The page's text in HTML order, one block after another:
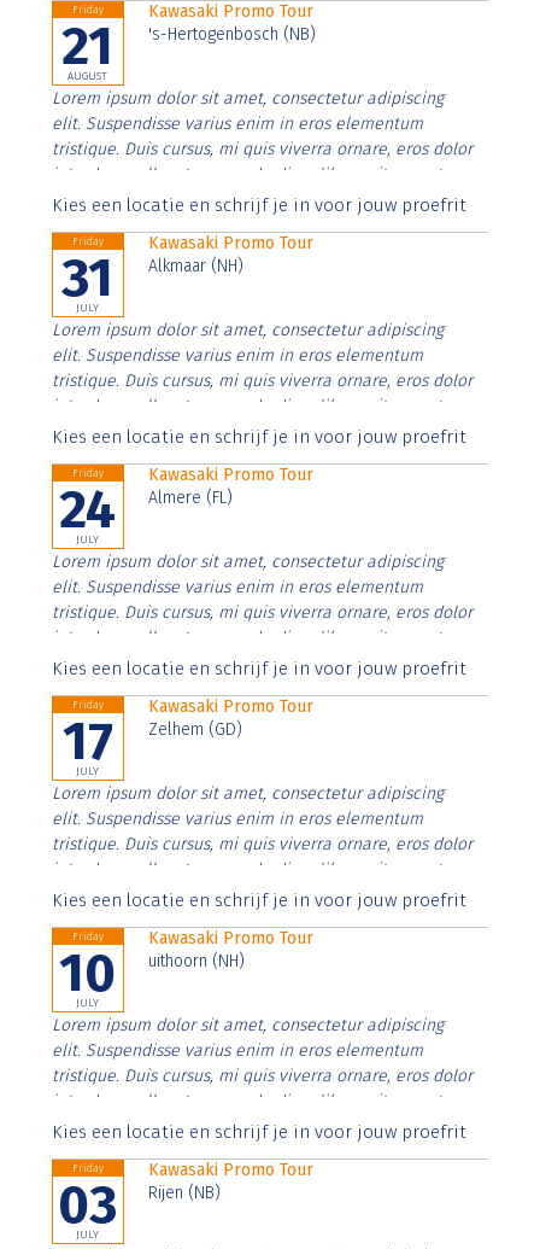
Friday
21
AUGUST
Kawasaki Promo Tour
's-Hertogenbosch (NB)
Lorem ipsum dolor sit amet, consectetur adipiscing
elit. Suspendisse varius enim in eros elementum
tristique. Duis cursus, mi quis viverra ornare, eros dolor
interdum nulla, ut commodo diam libero vitae erat.
Aenean faucibus nibh et justo cursus id rutrum lorem
Kies een locatie en schrijf je in voor jouw proefrit
Friday
31
JULY
Kawasaki Promo Tour
Alkmaar (NH)
Lorem ipsum dolor sit amet, consectetur adipiscing
elit. Suspendisse varius enim in eros elementum
tristique. Duis cursus, mi quis viverra ornare, eros dolor
interdum nulla, ut commodo diam libero vitae erat.
Aenean faucibus nibh et justo cursus id rutrum lorem
Kies een locatie en schrijf je in voor jouw proefrit
Friday
24
JULY
Kawasaki Promo Tour
Almere (FL)
Lorem ipsum dolor sit amet, consectetur adipiscing
elit. Suspendisse varius enim in eros elementum
tristique. Duis cursus, mi quis viverra ornare, eros dolor
interdum nulla, ut commodo diam libero vitae erat.
Aenean faucibus nibh et justo cursus id rutrum lorem
Kies een locatie en schrijf je in voor jouw proefrit
Friday
17
JULY
Kawasaki Promo Tour
Zelhem (GD)
Lorem ipsum dolor sit amet, consectetur adipiscing
elit. Suspendisse varius enim in eros elementum
tristique. Duis cursus, mi quis viverra ornare, eros dolor
interdum nulla, ut commodo diam libero vitae erat.
Aenean faucibus nibh et justo cursus id rutrum lorem
Kies een locatie en schrijf je in voor jouw proefrit
Friday
10
JULY
Kawasaki Promo Tour
uithoorn (NH)
Lorem ipsum dolor sit amet, consectetur adipiscing
elit. Suspendisse varius enim in eros elementum
tristique. Duis cursus, mi quis viverra ornare, eros dolor
interdum nulla, ut commodo diam libero vitae erat.
Aenean faucibus nibh et justo cursus id rutrum lorem
Kies een locatie en schrijf je in voor jouw proefrit
Friday
03
JULY
Kawasaki Promo Tour
Rijen (NB)